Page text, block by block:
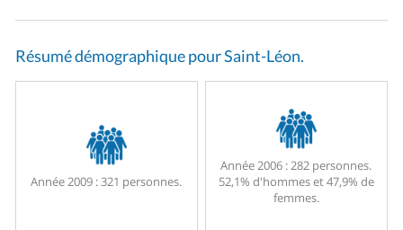
Résumé démographique pour Saint-Léon.
Année 2009 :321 personnes.
Année 2006 :282 personnes.
52,1% d'hommes et 47,9% de
femmes.